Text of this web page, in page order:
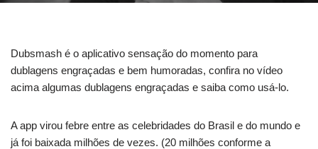
Dubsmash é o aplicativo sensação do momento para
dublagens engraçadas e bem humoradas, confira no vídeo
acima algumas dublagens engraçadas e saiba como usá-lo.
A app virou febre entre as celebridades do Brasil e do mundo e
já foi baixada milhões de vezes. (20 milhões conforme a